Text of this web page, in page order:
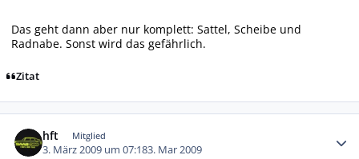
Das geht dann aber nur komplett: Sattel, Scheibe und
Radnabe. Sonst wird das gefährlich.
Zitat
hft Mitglied
3. März 2009 um 07:183. Mar 2009